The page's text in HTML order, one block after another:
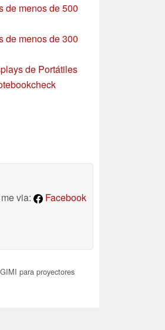
de menos de 500
de menos de 300
de Portátiles
via:
Facebook
para proyectores